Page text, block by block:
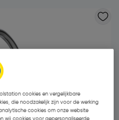
cookies en vergelijkbare
die noodzakelijk zijn voor de werking
cookies om onze website